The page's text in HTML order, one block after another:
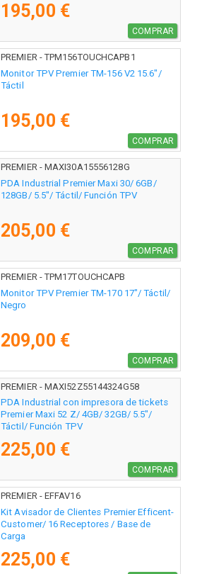
195,00 €
COMPRAR
PREMIER - TPM156TOUCHCAPB1
Monitor TPV Premier TM-156 V2 15.6"/
Táctil
195,00 €
COMPRAR
PREMIER - MAXI30A15556128G
PDA Industrial Premier Maxi 30/ 6GB/
128GB/ 5.5"/ Táctil/ Función TPV
205,00 €
COMPRAR
PREMIER - TPM17TOUCHCAPB
Monitor TPV Premier TM-170 17"/ Táctil/
Negro
209,00 €
COMPRAR
PREMIER - MAXI52Z55144324G58
PDA Industrial con impresora de tickets
Premier Maxi 52 Z/ 4GB/ 32GB/ 5.5"/
Táctil/ Función TPV
225,00 €
COMPRAR
PREMIER - EFFAV16
Kit Avisador de Clientes Premier Efficent-
Customer/ 16 Receptores / Base de
Carga
225,00 €